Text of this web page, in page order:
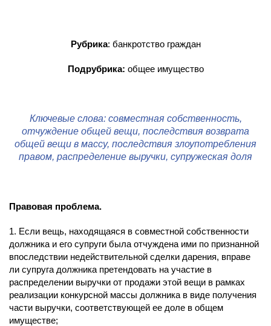
Рубрика: банкротство граждан
Подрубрика: общее имущество
Ключевые слова: совместная собственность,
отчуждение общей вещи, последствия возврата
общей вещи в массу, последствия злоупотребления
правом, распределение выручки, супружеская доля
Правовая проблема.
1. Если вещь, находящаяся в совместной собственности
должника и его супруги была отчуждена ими по признанной
впоследствии недействительной сделки дарения, вправе
ли супруга должника претендовать на участие в
распределении выручки от продажи этой вещи в рамках
реализации конкурсной массы должника в виде получения
части выручки, соответствующей ее доле в общем
имуществе;